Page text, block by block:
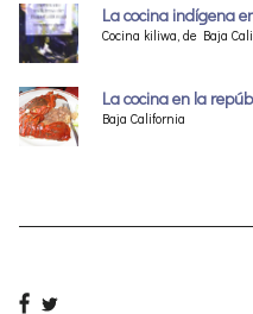
La cocina indígena
Cocina kiliwa, de Baja
La cocina en la
Baja California